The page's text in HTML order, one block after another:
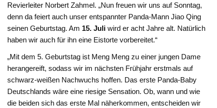
Revierleiter Norbert Zahmel. „Nun freuen wir uns auf Sonntag,
denn da feiert auch unser entspannter Panda-Mann Jiao Qing
seinen Geburtstag. Am 15. Juliwird er acht Jahre alt. Natürlich
haben wir auch für ihn eine Eistorte vorbereitet.“
„Mit dem 5. Geburtstag ist Meng Meng zu einer jungen Dame
herangereift, sodass wir im nächsten Frühjahr erstmals auf
schwarz-weißen Nachwuchs hoffen. Das erste Panda-Baby
Deutschlands wäre eine riesige Sensation. Ob, wann und wie
die beiden sich das erste Mal näherkommen, entscheiden wir